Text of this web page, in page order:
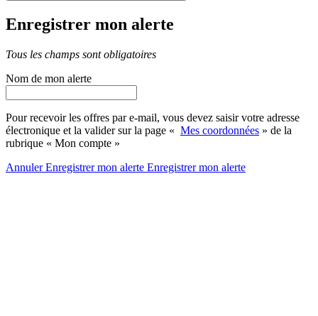
Enregistrer mon alerte
Tous les champs sont obligatoires
Nom de mon alerte
Pour recevoir les offres par e-mail, vous devez saisir votre adresse
électronique et la valider sur la page « Mes coordonnées » de la
rubrique « Mon compte »
AnnulerEnregistrer mon alerte Enregistrermon alerte